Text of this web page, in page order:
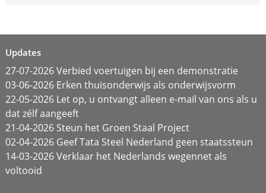
Updates
27-07-2026 Verbied voertuigen bij een demonstratie
03-06-2026 Erken thuisonderwijs als onderwijsvorm
22-05-2026 Let op, u ontvangt alleen e-mail van ons als u
dat zélf aangeeft
21-04-2026 Steun het Groen Staal Project
02-04-2026 Geef Tata Steel Nederland geen staatssteun
14-03-2026 Verklaar het Nederlands wegennet als
voltooid